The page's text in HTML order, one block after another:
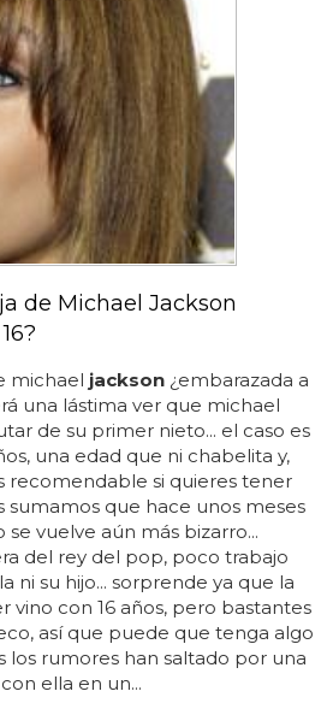
de Michael Jackson
michael jackson ¿embarazada a
una lástima ver que michael
de su primer nieto... el caso es
una edad que ni chabelita y,
recomendable si quieres tener
sumamos que hace unos meses
vuelve aún más bizarro...
del rey del pop, poco trabajo
ni su hijo... sorprende ya que la
vino con 16 años, pero bastantes
así que puede que tenga algo
los rumores han saltado por una
ella en un...